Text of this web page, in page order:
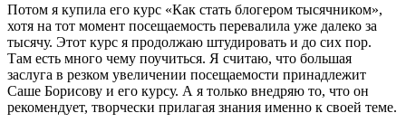
Потом я купила его курс «Как стать блогером тысячником»,
хотя на тот момент посещаемость перевалила уже далеко за
тысячу. Этот курс я продолжаю штудировать и до сих пор.
Там есть много чему поучиться. Я считаю, что большая
заслуга в резком увеличении посещаемости принадлежит
Саше Борисову и его курсу. А я только внедряю то, что он
рекомендует, творчески прилагая знания именно к своей теме.